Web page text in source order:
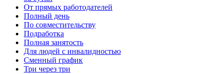
От прямых работодателей
Полный день
По совместительству
Подработка
Полная занятость
Для людей с инвалидностью
Сменный график
Три через три